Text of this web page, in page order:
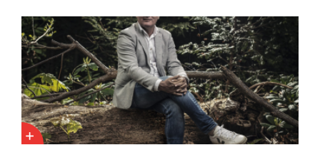
unique groeit het merk opnieuw en mikt het op
aanwezigheid in veertien Europese landen.